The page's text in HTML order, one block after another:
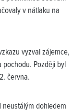
v nátlaku na
vyzval zájemce,
Později byl
června.
dohledem